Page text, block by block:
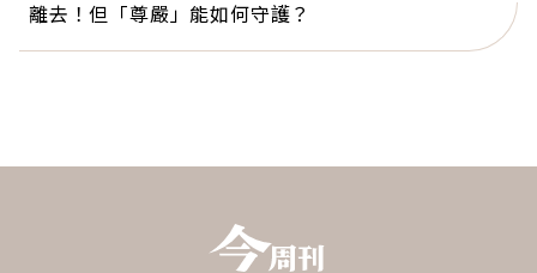
離去！但「尊嚴」能如何守護？